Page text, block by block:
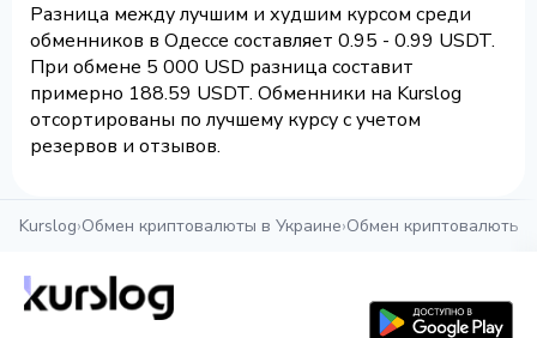
Разница между лучшим и худшим курсом среди
обменников в Одессе составляет 0.95 - 0.99 USDT.
При обмене 5 000 USD разница составит
примерно 188.59 USDT. Обменники на Kurslog
отсортированы по лучшему курсу с учетом
резервов и отзывов.
Kurslog›Обмен криптовалюты в Украине›Обмен криптовалюты